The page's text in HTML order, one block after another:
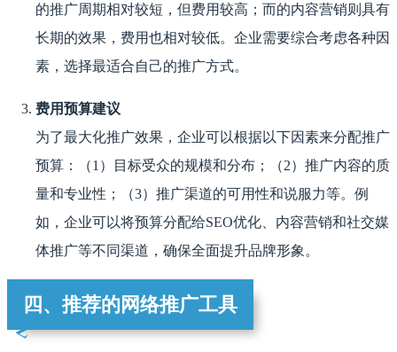
的推广周期相对较短，但费用较高；而的内容营销则具有
长期的效果，费用也相对较低。企业需要综合考虑各种因
素，选择最适合自己的推广方式。
费用预算建议
为了最大化推广效果，企业可以根据以下因素来分配推广
预算：（1）目标受众的规模和分布；（2）推广内容的质
量和专业性；（3）推广渠道的可用性和说服力等。例
如，企业可以将预算分配给SEO优化、内容营销和社交媒
体推广等不同渠道，确保全面提升品牌形象。
四、推荐的网络推广工具